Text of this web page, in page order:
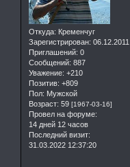
Откуда: Кременчуг
Зарегистрирован: 06.12.2011
Приглашений: 0
Сообщений: 887
Уважение: +210
Позитив: +809
Пол: Мужской
Возраст: 59 [1967-03-16]
Провел на форуме:
14 дней 12 часов
Последний визит:
31.03.2022 12:37:20